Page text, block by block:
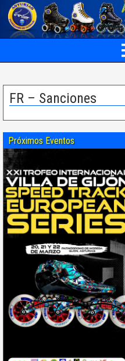
FR – Sanciones
Próximos Eventos